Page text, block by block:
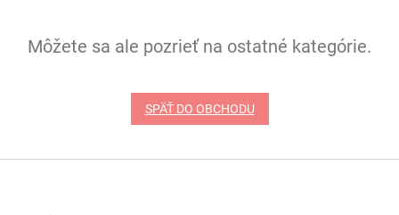
Môžete sa ale pozrieť na ostatné kategórie.
SPÄŤ DO OBCHODU